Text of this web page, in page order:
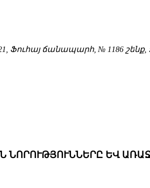
Ֆուհայ ճանապարհ, № 1186
ՆՈՐՈՒԹՅՈՒՆՆԵՐԸ ԵՎ